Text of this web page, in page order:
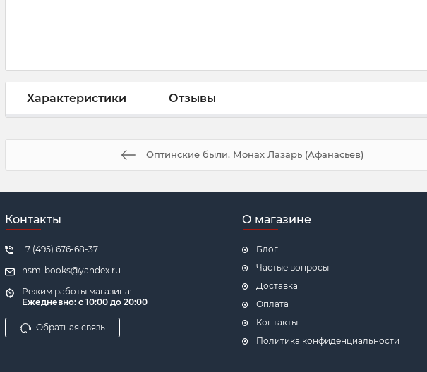
Характеристики Отзывы
Оптинские были. Монах Лазарь (Афанасьев)
Контакты
+7 (495) 676-68-37
nsm-books@yandex.ru
Режим работы магазина:
Ежедневно: с 10:00 до 20:00
Обратная связь
О магазине
Блог
Частые вопросы
Доставка
Оплата
Контакты
Политика конфиденциальности